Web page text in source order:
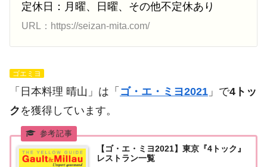
定休日：月曜、日曜、その他不定休あり
URL：https://seizan-mita.com/
ゴエミヨ
「日本料理 晴山」は「 ゴ・エ・ミヨ2021 」で4トッ
ク を獲得しています。
【ゴ・エ・ミヨ2021】東京『4トック』
レストラン一覧